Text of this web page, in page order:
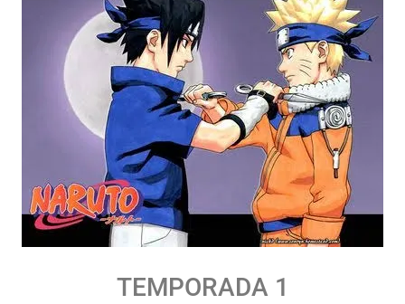
TEMPORADA 1